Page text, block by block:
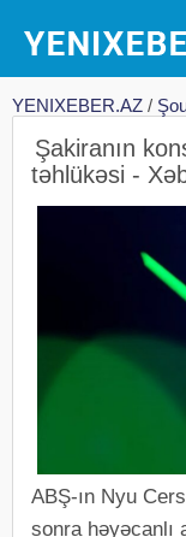
YENIXEBER.AZ /
Şakiranın
təhlükəsi -
ABŞ-ın Nyu
sonra həyəcanlı